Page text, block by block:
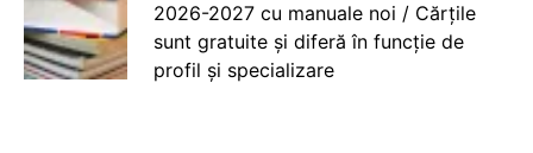
2026-2027 cu manuale noi / Cărțile
sunt gratuite și diferă în funcție de
profil și specializare